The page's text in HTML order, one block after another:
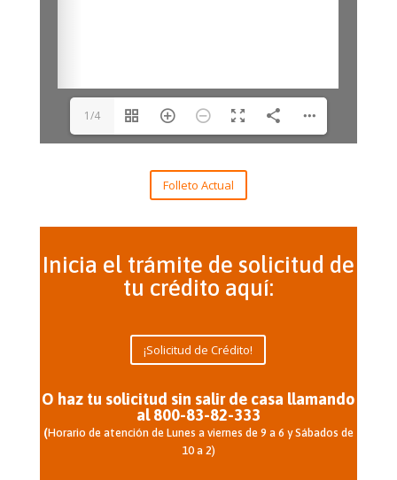
1/4
Folleto Actual
Inicia el trámite de solicitud de
tu crédito aquí:
¡Solicitud de Crédito!
O haz tu solicitud sin salir de casa llamando
al 800-83-82-333
(Horario de atención de Lunes a viernes de 9 a 6 y Sábados de
10 a 2)